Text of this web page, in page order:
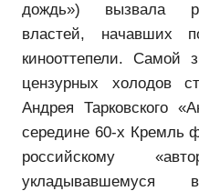
дождь») вызвала
властей, начавших
кинооттепели. Самой
цензурных холодов
Андрея Тарковского
середине 60-х Кремль
российскому